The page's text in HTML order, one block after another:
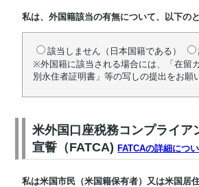
私は、外国籍該当の有無について、以下の
該当しません（日本国籍である）
※外国籍に該当される場合には、「在留
別永住者証明書」等の写しの提出をお願
米外国口座税務コンプライア
宣誓（FATCA)FATCAの詳細につ
私は米国市民（米国籍保有者）又は米国居